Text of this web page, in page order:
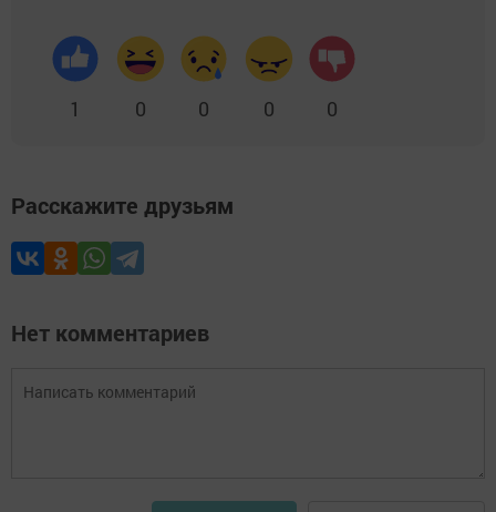
1 0 0 0 0
Расскажите друзьям
Нет комментариев